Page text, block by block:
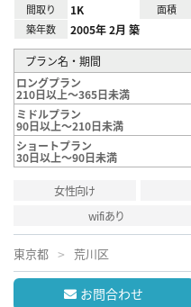
間取り 1K 面積
築年数 2005年 2月 築
プラン名・期間
ロングプラン
210日以上～365日未満
ミドルプラン
90日以上～210日未満
ショートプラン
30日以上～90日未満
女性向け
wifiあり
東京都 荒川区
お問合わせ